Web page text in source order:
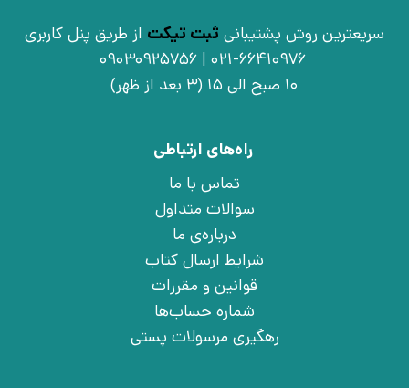
سریعترین روش پشتیبانی ثبت تیکت از طریق پنل کاربری
021-66410976 | 09030925756
10 صبح الی 15 (3 بعد از ظهر)
راه‌های ارتباطی
تماس با ما
سوالات متداول
درباره‌ی ما
شرایط ارسال کتاب
قوانین و مقررات
شماره حساب‌ها
رهگیری مرسولات پستی